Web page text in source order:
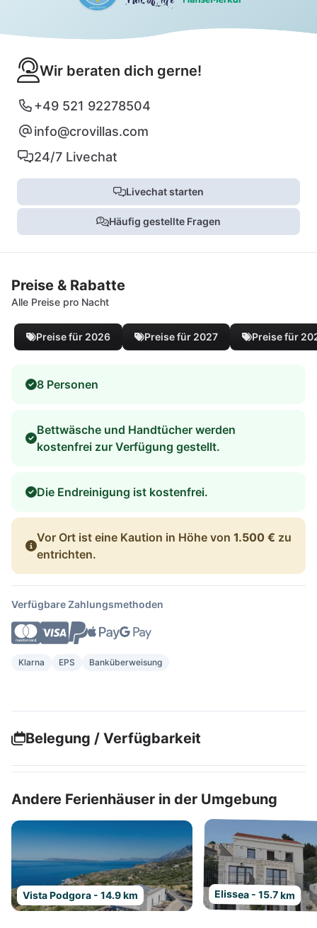
Wir beraten dich gerne!
+49 521 92278504
info@crovillas.com
24/7 Livechat
Livechat starten
Häufig gestellte Fragen
Preise & Rabatte
Alle Preise pro Nacht
Preise für 2026 Preise für 2027 Preise für
8 Personen
Bettwäsche und Handtücher werden
kostenfrei zur Verfügung gestellt.
Die Endreinigung ist kostenfrei.
Vor Ort ist eine Kaution in Höhe von 1.500 € zu
entrichten.
Verfügbare Zahlungsmethoden
Klarna EPS Banküberweisung
Belegung / Verfügbarkeit
Andere Ferienhäuser in der Umgebung
Vista Podgora - 14.9 km Elissea - 15.7 km